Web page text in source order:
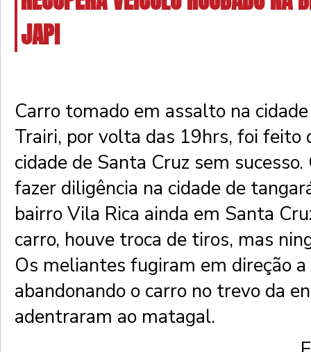
JAPI
Carro tomado em assalto na
Trairi, por volta das 19hrs, foi feito
cidade de Santa Cruz sem
fazer diligência na cidade de
bairro Vila Rica ainda em Santa
carro, houve troca de tiros, mas
Os meliantes fugiram em direção
abandonando o carro no trevo da
adentraram ao matagal.